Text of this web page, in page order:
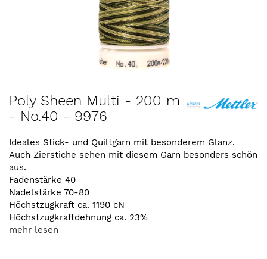
Zum
Anfang
der
springen
Poly Sheen Multi - 200 m
- No.40 - 9976
Ideales Stick- und Quiltgarn mit besonderem Glanz.
Auch Zierstiche sehen mit diesem Garn besonders schön
aus.
Fadenstärke 40
Nadelstärke 70-80
Höchstzugkraft ca. 1190 cN
Höchstzugkraftdehnung ca. 23%
mehr lesen